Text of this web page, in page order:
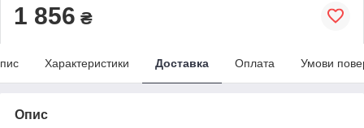
1 856 ₴
Характеристики Доставка Оплата Умови
Опис